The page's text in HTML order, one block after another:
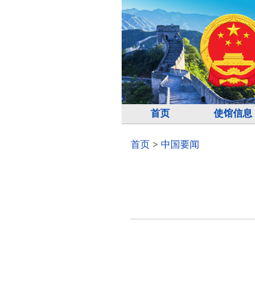
首页 使馆信息
首页 > 中国要闻